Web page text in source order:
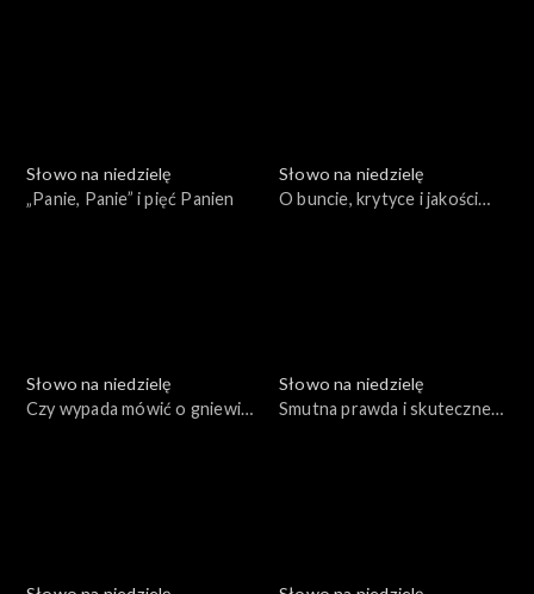
Słowo na niedzielę
„Panie, Panie” i pięć Panien
Słowo na niedzielę
O buncie, krytyce i jakości
Słowo na niedzielę
Czy wypada mówić o gniewie
Słowo na niedzielę
Smutna prawda i skuteczne